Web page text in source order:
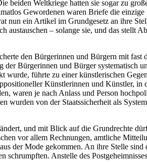
beiden Weltkriege hatten sie sogar zu
Gewordenen waren Briefe die
nun ein Artikel im Grundgesetz an ihre
austauschen – solange sie, und das stellt
den Bürgerinnen und Bürgern mit
Bürgerinnen und Bürger systematisch
führte zu einer künstlerischen
Künstlerinnen und Künstler, in
waren je nach Anlass und Person
von der Staatssicherheit als
und mit Blick auf die Grundrechte
vor allem Rechnungen, amtliche
der Mode gekommen. An ihre Stelle
Anstelle des